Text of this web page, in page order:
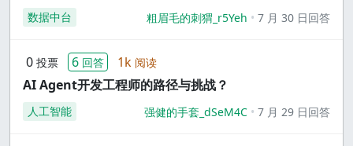
数据中台 粗眉毛的刺猬_r5Yeh 7 月 30 日回答
0 投票 6 回答 1k 阅读
AI Agent开发工程师的路径与挑战？
人工智能 强健的手套_dSeM4C 7 月 29 日回答